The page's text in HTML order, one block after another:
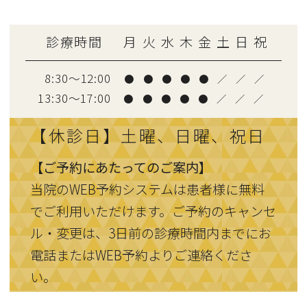
診療時間 月 火 水 木 金 土 日 祝
8:30～12:00 ● ● ● ● ● ／ ／ ／
13:30〜17:00 ● ● ● ● ● ／ ／ ／
【休診日】土曜、日曜、祝日
【ご予約にあたってのご案内】
当院のWEB予約システムは患者様に無料
でご利用いただけます。ご予約のキャンセ
ル・変更は、3日前の診療時間内までにお
電話またはWEB予約よりご連絡くださ
い。